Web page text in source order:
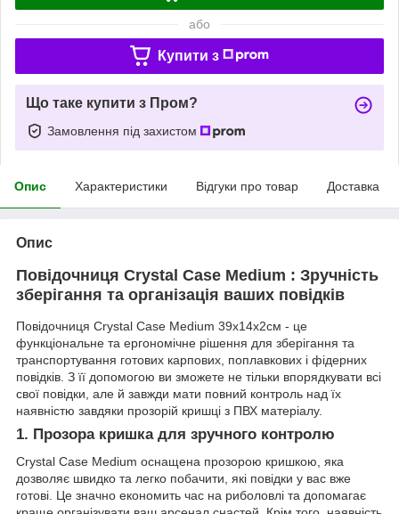
або
Купити з
Що таке купити з Пром?
Замовлення під захистом
Опис Характеристики Відгуки про товар Доставка
Опис
Повідочниця Crystal Case Medium : Зручність
зберігання та організація ваших повідків
Повідочниця Crystal Case Medium 39х14х2см - це
функціональне та ергономічне рішення для зберігання та
транспортування готових карпових, поплавкових і фідерних
повідків. З її допомогою ви зможете не тільки впорядкувати всі
свої повідки, але й завжди мати повний контроль над їх
наявністю завдяки прозорій кришці з ПВХ матеріалу.
1. Прозора кришка для зручного контролю
Crystal Case Medium оснащена прозорою кришкою, яка
дозволяє швидко та легко побачити, які повідки у вас вже
готові. Це значно економить час на риболовлі та допомагає